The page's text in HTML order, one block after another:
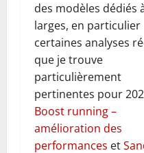
des modèles dédiés
larges, en particulier
certaines analyses
que je trouve
particulièrement
pertinentes pour
Boost running –
amélioration des
performances et